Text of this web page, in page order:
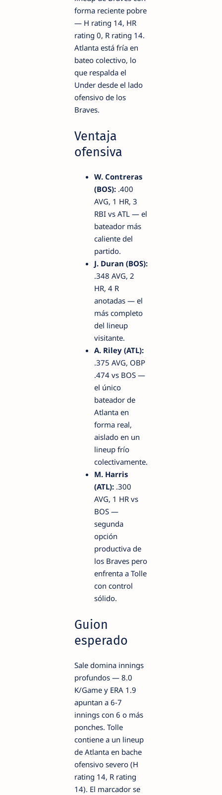
forma reciente pobre
— H rating 14, HR
rating 0, R rating 14.
Atlanta está fría en
bateo colectivo, lo
que respalda el
Under desde el lado
ofensivo de los
Braves.
Ventaja
ofensiva
W. Contreras
(BOS): .400
AVG, 1 HR, 3
RBI vs ATL — el
bateador más
caliente del
partido.
J. Duran (BOS):
.348 AVG, 2
HR, 4 R
anotadas — el
más completo
del lineup
visitante.
A. Riley (ATL):
.375 AVG, OBP
.474 vs BOS —
el único
bateador de
Atlanta en
forma real,
aislado en un
lineup frío
colectivamente.
M. Harris
(ATL): .300
AVG, 1 HR vs
BOS —
segunda
opción
productiva de
los Braves pero
enfrenta a Tolle
con control
sólido.
Guion
esperado
Sale domina innings
profundos — 8.0
K/Game y ERA 1.9
apuntan a 6-7
innings con 6 o más
ponches. Tolle
contiene a un lineup
de Atlanta en bache
ofensivo severo (H
rating 14, R rating
14). El marcador se